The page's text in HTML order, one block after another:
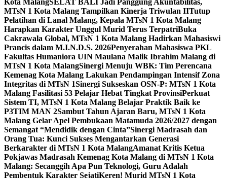
Kota MalangSELAT BALI Jadi Panggung Akuntabilitas,
MTsN 1 Kota Malang Tampilkan Kinerja Triwulan IITutup
Pelatihan di Lanal Malang, Kepala MTsN 1 Kota Malang
Harapkan Karakter Unggul Murid Terus TerpatriBuka
Cakrawala Global, MTsN 1 Kota Malang Hadirkan Mahasiswi
Prancis dalam M.I.N.D.S. 2026Penyerahan Mahasiswa PKL
Fakultas Humaniora UIN Maulana Malik Ibrahim Malang di
MTsN 1 Kota MalangSinergi Menuju WBK: Tim Perencana
Kemenag Kota Malang Lakukan Pendampingan Intensif Zona
Integritas di MTsN 1Sinergi Sukseskan OSN-P: MTsN 1 Kota
Malang Fasilitasi 53 Pelajar Hebat Tingkat ProvinsiPerkuat
Sistem TI, MTsN 1 Kota Malang Belajar Praktik Baik ke
P3TIM MAN 2Sambut Tahun Ajaran Baru, MTsN 1 Kota
Malang Gelar Apel Pembukaan Matamuda 2026/2027 dengan
Semangat “Mendidik dengan Cinta”Sinergi Madrasah dan
Orang Tua: Kunci Sukses Mengantarkan Generasi
Berkarakter di MTsN 1 Kota MalangAmanat Kritis Ketua
Pokjawas Madrasah Kemenag Kota Malang di MTsN 1 Kota
Malang: Secanggih Apa Pun Teknologi, Guru Adalah
Pembentuk Karakter SejatiKeren! Murid MTsN 1 Kota